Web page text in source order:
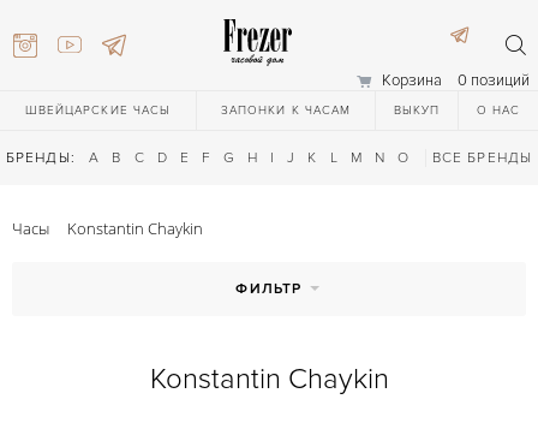
Корзина 0 позиций
ШВЕЙЦАРСКИЕ ЧАСЫ ЗАПОНКИ К ЧАСАМ ВЫКУП О НАС
БРЕНДЫ: A B C D E F G H I J K L M N O Q R S T
ВСЕ БРЕНДЫ
Часы Konstantin Chaykin
ФИЛЬТР
Konstantin Chaykin